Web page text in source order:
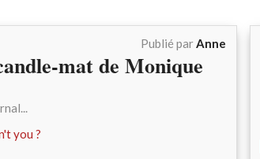
Publié parAnne
mat de Monique
you ?